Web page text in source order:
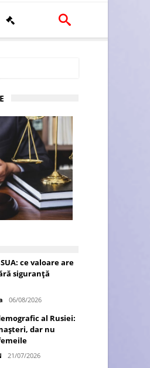
în U.E.
ce valoare are
siguranță
06/08/2026
al Rusiei:
dar nu
21/07/2026